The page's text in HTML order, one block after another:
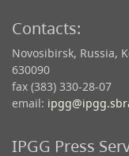
Contacts:
Novosibirsk, Russia,
630090
fax (383) 330-28-07
email:
IPGG Press